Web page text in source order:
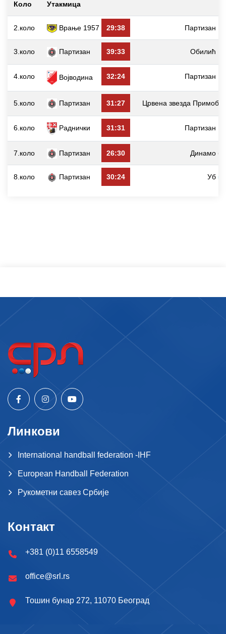
Коло Утакмица
2.коло Врање 1957 29:38 Партизан
3.коло Партизан 39:33 Обилић
4.коло Војводина 32:24 Партизан
5.коло Партизан 31:27 Црвена звезда
6.коло Раднички 31:31 Партизан
7.коло Партизан 26:30 Динамо
8.коло Партизан 30:24 Уб
Линкови
International handball federation -IHF
European Handball Federation
Рукометни савез Србије
Контакт
+381 (0)11 6558549
office@srl.rs
Тошин бунар 272, 11070 Београд